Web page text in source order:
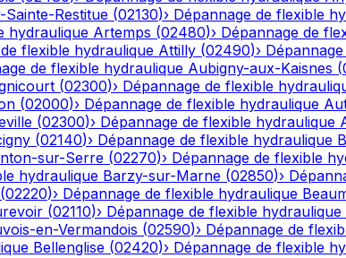
Sainte-Restitue (02130)› Dépannage de flexible
hydraulique Artemps (02480)› Dépannage de
flexible hydraulique Attilly (02490)›
de flexible hydraulique Aubigny-aux-Kaisnes (
(02300)› Dépannage de flexible
(02000)› Dépannage de flexible hydraulique
(02300)› Dépannage de flexible hydraulique
(02140)› Dépannage de flexible hydraulique
sur-Serre (02270)› Dépannage de flexible
hydraulique Barzy-sur-Marne (02850)›
(02220)› Dépannage de flexible hydraulique
(02110)› Dépannage de flexible hydraulique
en-Vermandois (02590)› Dépannage de
Bellenglise (02420)› Dépannage de flexible